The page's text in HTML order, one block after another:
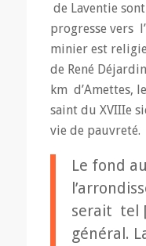
de Laventie
progresse vers
minier est
de René
km d’Amettes,
saint du XVIIIe
vie de pauvreté.
Le fond
serait tel
général.